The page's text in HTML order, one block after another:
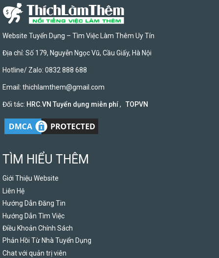
Website Tuyển Dụng – Tìm Việc Làm Thêm Uy Tín
Địa chỉ: Số 179, Nguyễn Ngọc Vũ, Cầu Giấy, Hà Nội
Hotline/ Zalo: 0832 888 688
Email: thichlamthem@gmail.com
Đối tác: HRC.VN Tuyển dụng miễn phí, TOPVN
TÌM HIỂU THÊM
Giới Thiệu Website
Liên Hệ
Hướng Dẫn Đăng Tin
Hướng Dẫn Tìm Việc
Điều Khoản Chính Sách
Phản Hồi Từ Nhà Tuyển Dụng
Chat với quản trị viên